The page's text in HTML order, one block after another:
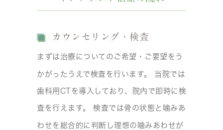
カウンセリング・検査
まずは治療についてのご希望・ご要望をう
かがったうえで検査を行います。 当院では
歯科用CTを導入しており、院内で即時に検
査を行えます。 検査では骨の状態と噛みあ
わせを総合的に判断し理想の噛みあわせが